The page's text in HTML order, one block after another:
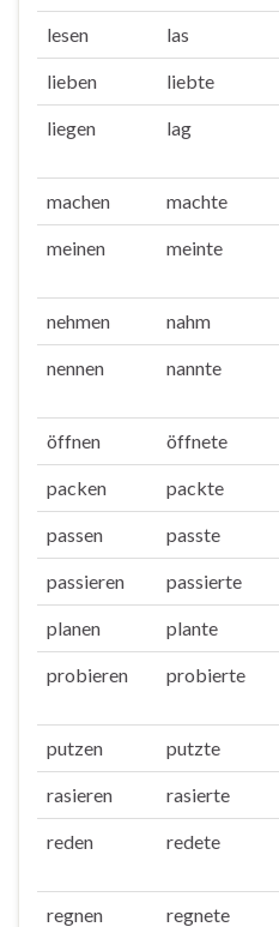
lesen las
lieben liebte
liegen lag
machen machte
meinen meinte
nehmen nahm
nennen nannte
öffnen öffnete
packen packte
passen passte
passieren passierte
planen plante
probieren probierte
putzen putzte
rasieren rasierte
reden redete
regnen regnete